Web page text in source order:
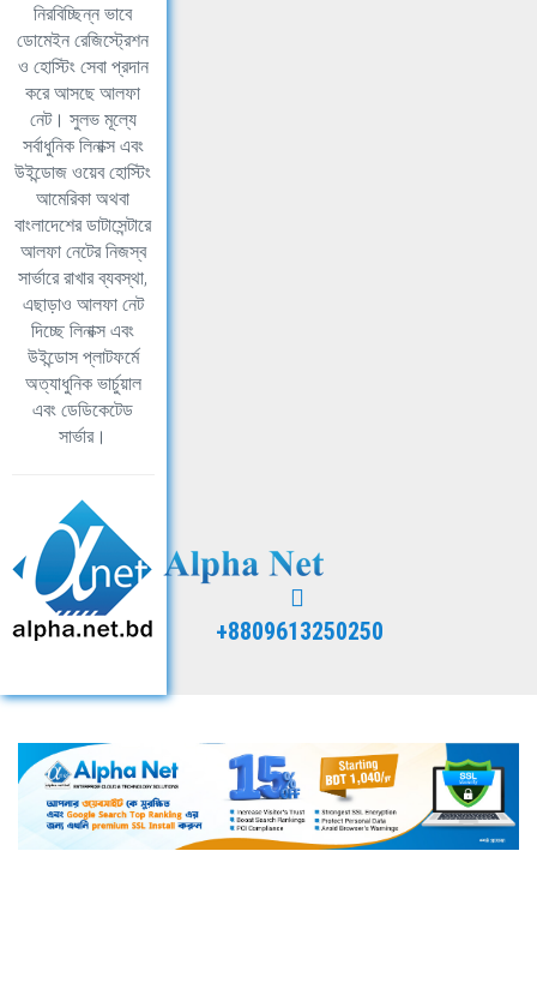
নিরবিচ্ছিন্ন ভাবে
ডোমেইন রেজিস্ট্রেশন
ও হোস্টিং সেবা প্রদান
করে আসছে আলফা
নেট। সুলভ মূল্যে
সর্বাধুনিক লিনাক্স এবং
উইন্ডোজ ওয়েব হোস্টিং
আমেরিকা অথবা
বাংলাদেশের ডাটাসেন্টারে
আলফা নেটের নিজস্ব
সার্ভারে রাখার ব্যবস্থা,
এছাড়াও আলফা নেট
দিচ্ছে লিনাক্স এবং
উইন্ডোস প্লাটফর্মে
অত্যাধুনিক ভার্চুয়াল
এবং ডেডিকেটেড
সার্ভার।
+8809613250250